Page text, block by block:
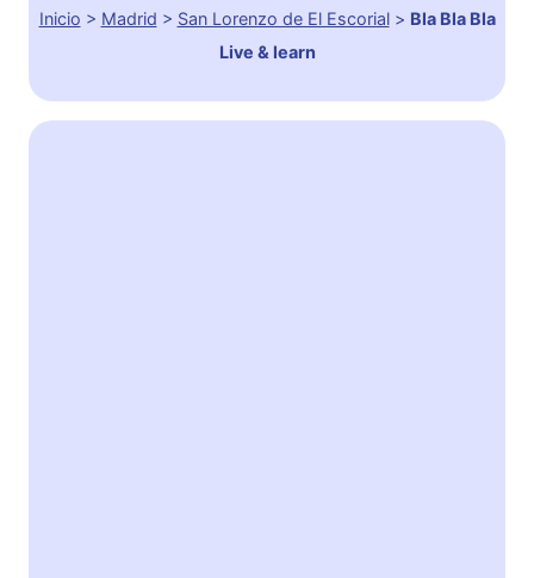
Inicio > Madrid > San Lorenzo de El Escorial> Bla Bla Bla
Live & learn